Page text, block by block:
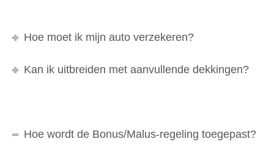
Hoe moet ik mijn auto verzekeren?
Kan ik uitbreiden met aanvullende dekkingen?
Hoe wordt de Bonus/Malus-regeling toegepast?